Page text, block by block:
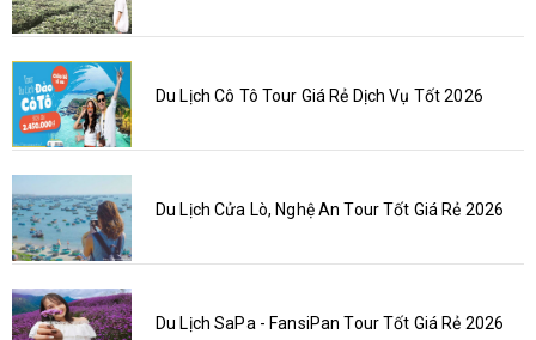
Du Lịch Cô Tô Tour Giá Rẻ Dịch Vụ Tốt 2026
Du Lịch Cửa Lò, Nghệ An Tour Tốt Giá Rẻ 2026
Du Lịch SaPa - FansiPan Tour Tốt Giá Rẻ 2026